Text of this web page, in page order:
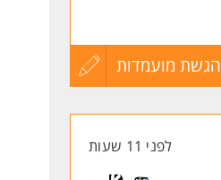
הגשת מועמדות
עדכון
לפני 11 שעות